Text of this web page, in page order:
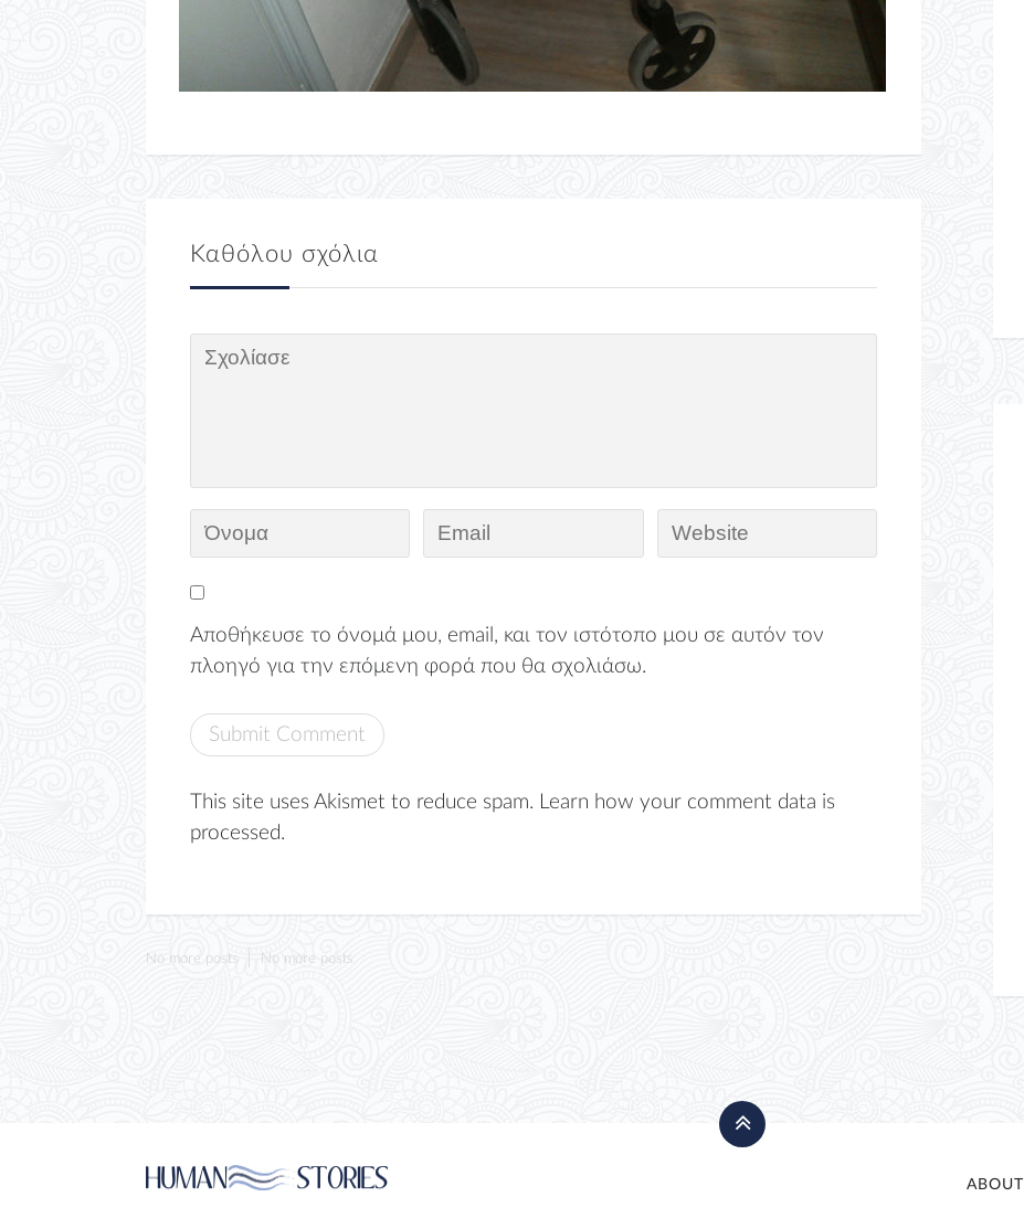
Καθόλου σχόλια
Αποθήκευσε το όνομά μου, email, και τον ιστότοπο μου σε αυτόν τον
πλοηγό για την επόμενη φορά που θα σχολιάσω.
This site uses Akismet to reduce spam. Learn how your comment data is
processed.
No more posts No more posts
ABOUT